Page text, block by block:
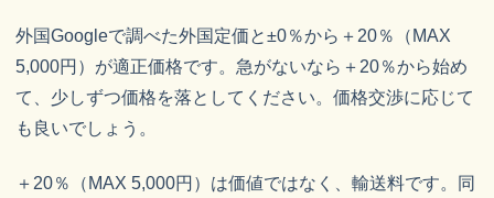
外国Googleで調べた外国定価と±0％から＋20％（MAX
5,000円）が適正価格です。急がないなら＋20％から始め
て、少しずつ価格を落としてください。価格交渉に応じて
も良いでしょう。
＋20％（MAX 5,000円）は価値ではなく、輸送料です。同